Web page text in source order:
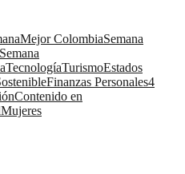
Mejor ColombiaSemana
Semana
TecnologíaTurismoEstados
Finanzas Personales4
Contenido en
Mujeres